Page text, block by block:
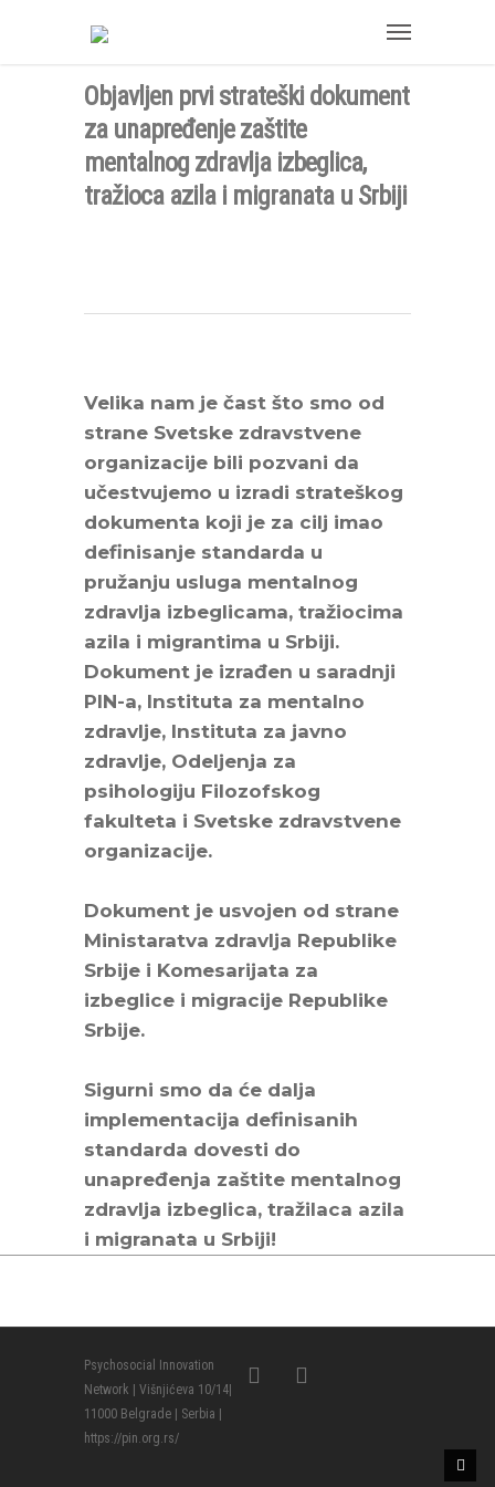
Objavljen prvi strateški dokument
za unapređenje zaštite
mentalnog zdravlja izbeglica,
tražioca azila i migranata u Srbiji
Velika nam je čast što smo od
strane Svetske zdravstvene
organizacije bili pozvani da
učestvujemo u izradi strateškog
dokumenta koji je za cilj imao
definisanje standarda u
pružanju usluga mentalnog
zdravlja izbeglicama, tražiocima
azila i migrantima u Srbiji.
Dokument je izrađen u saradnji
PIN-a, Instituta za mentalno
zdravlje, Instituta za javno
zdravlje, Odeljenja za
psihologiju Filozofskog
fakulteta i Svetske zdravstvene
organizacije.
Dokument je usvojen od strane
Ministaratva zdravlja Republike
Srbije i Komesarijata za
izbeglice i migracije Republike
Srbije.
Sigurni smo da će dalja
implementacija definisanih
standarda dovesti do
unapređenja zaštite mentalnog
zdravlja izbeglica, tražilaca azila
i migranata u Srbiji!
Psychosocial Innovation
Network | Višnjićeva 10/14|
11000 Belgrade | Serbia |
https://pin.org.rs/